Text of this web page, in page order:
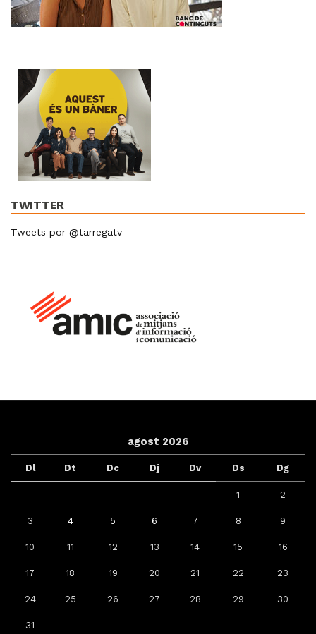
TWITTER
Tweets por @tarregatv
agost 2026
Dl Dt Dc Dj Dv Ds Dg
1 2
3 4 5 6 7 8 9
10 11 12 13 14 15 16
17 18 19 20 21 22 23
24 25 26 27 28 29 30
31